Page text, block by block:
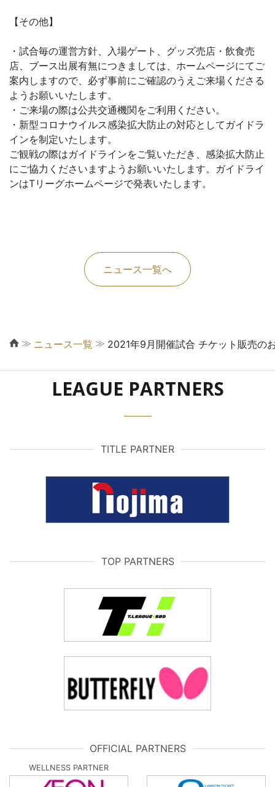
【その他】
・試合毎の運営方針、入場ゲート、グッズ売店・飲食売
店、ブース出展有無につきましては、ホームページにてご
案内しますので、必ず事前にご確認のうえご来場くださる
ようお願いいたします。
・ご来場の際は公共交通機関をご利用ください。
・新型コロナウイルス感染拡大防止の対応としてガイドラ
インを制定いたします。
ご観戦の際はガイドラインをご覧いただき、感染拡大防止
にご協力くださいますようお願いいたします。ガイドライ
ンはTリーグホームページで発表いたします。
ニュース一覧へ
≫ ニュース一覧 ≫ 2021年9月開催試合 チケット販売
LEAGUE PARTNERS
TITLE PARTNER
TOP PARTNERS
OFFICIAL PARTNERS
WELLNESS PARTNER